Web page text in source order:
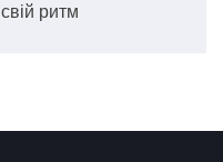
ритм